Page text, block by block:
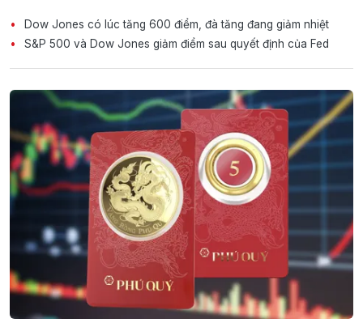
Dow Jones có lúc tăng 600 điểm, đà tăng đang giảm nhiệt
S&P 500 và Dow Jones giảm điểm sau quyết định của Fed